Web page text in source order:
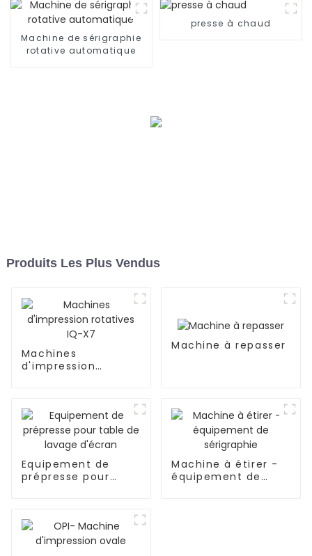
Machine de sérigraphie
rotative automatique
presse à chaud
Produits Les Plus Vendus
Machines
d'impression
Machine à repasser
Equipement de
prépresse pour
Machine à étirer -
équipement de